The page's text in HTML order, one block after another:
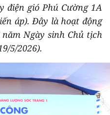
điện gió Phú Cường 1A
áp). Đây là hoạt động
Ngày sinh Chủ tịch
5/2026).